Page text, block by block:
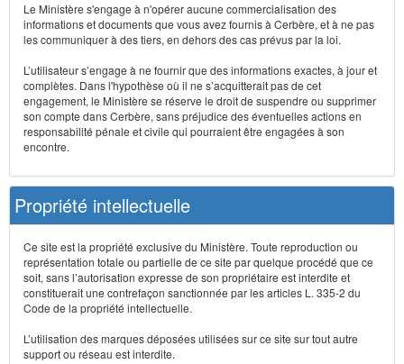
Le Ministère s'engage à n'opérer aucune commercialisation des
informations et documents que vous avez fournis à Cerbère, et à ne pas
les communiquer à des tiers, en dehors des cas prévus par la loi.
L’utilisateur s’engage à ne fournir que des informations exactes, à jour et
complètes. Dans l'hypothèse où il ne s’acquitterait pas de cet
engagement, le Ministère se réserve le droit de suspendre ou supprimer
son compte dans Cerbère, sans préjudice des éventuelles actions en
responsabilité pénale et civile qui pourraient être engagées à son
encontre.
Propriété intellectuelle
Ce site est la propriété exclusive du Ministère. Toute reproduction ou
représentation totale ou partielle de ce site par quelque procédé que ce
soit, sans l’autorisation expresse de son propriétaire est interdite et
constituerait une contrefaçon sanctionnée par les articles L. 335-2 du
Code de la propriété intellectuelle.
L’utilisation des marques déposées utilisées sur ce site sur tout autre
support ou réseau est interdite.